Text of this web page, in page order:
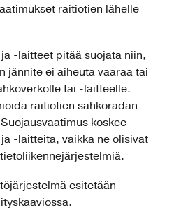
raitiotien lähelle
-laitteet pitää suojata niin,
jännite ei aiheuta vaaraa tai
tai -laitteelle.
raitiotien sähköradan
koskee
-laitteita, vaikka ne olisivat
esitetään